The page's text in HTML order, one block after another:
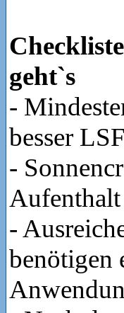
geht`s
-
besser
-
-
benötigen